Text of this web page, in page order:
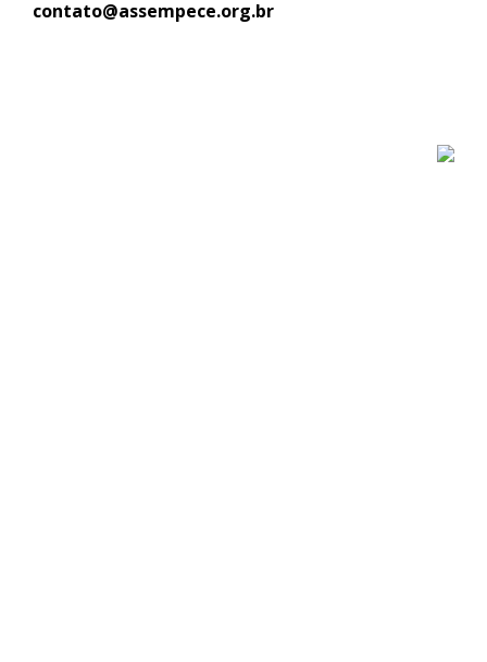
contato@assempece.org.br